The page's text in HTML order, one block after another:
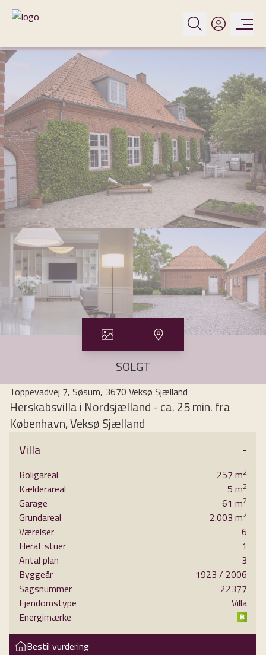
SOLGT
Toppevadvej 7, Søsum, 3670 Veksø Sjælland
Herskabsvilla i Nordsjælland - ca. 25 min. fra
København, Veksø Sjælland
forskole fra 1923, som er blevet ombygget for betydelige beløb, så det i dag fremstår
som en herlig, skøn og nutidig bolig af særdeles høj kvalitet. De smukke gamle
proportioner er bevaret, hvilket giver stedet en unik og særlig atmosfære. En ægte
liebhaverbolig uden sidestykke. Her er en fantastisk energi og skønne omgivelser.
Indvendigt er der en vidunderlig stemning med en kulturel følelse. Ægte og uspoleret
herskabsvilla. Der er smukke detaljer, stil og masser af lys fra de mange palævinduer.
To ualmindeligt smukke stuer-en-suite, nydeligt og gennemtænkt klassisk køkken i
nutidens trendy farver, tre særdeles gode og smukke værelser - to af dem med walk-in.
Lækkert badeværelse med kar, gæstetoilet med bruseniche, smuk og repræsentativ hall,
lille viktualier- eller vinkælder m.v. Smukke rum, højt til loftet og god plads. Huset har
et boligareal på 257 m². På husets vestvendte side er der etableret et lækkert og privat
gårdhavemiljø med terrasse og pigstensbelægning. Grundens areal er 2003 m² og byder
Villa -
Boligareal 257 m2
Kælderareal 5 m2
Garage 61 m2
Grundareal 2.003 m2
Værelser
6
Heraf stuer
1
Antal plan
3
Byggeår
1923 / 2006
Sagsnummer
22377
Ejendomstype
Villa
Energimærke
Bestil vurdering